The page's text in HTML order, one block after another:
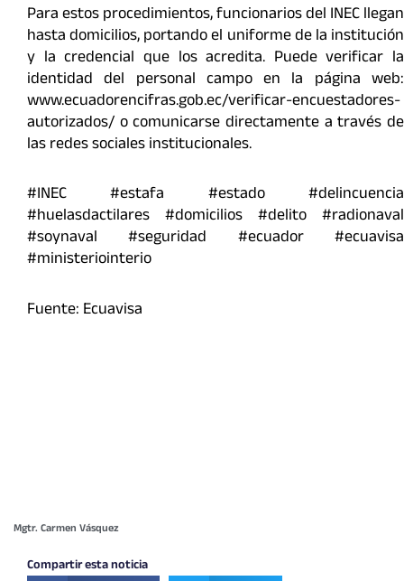
Para estos procedimientos, funcionarios del INEC llegan
hasta domicilios, portando el uniforme de la institución
y la credencial que los acredita. Puede verificar la
identidad del personal campo en la página web:
www.ecuadorencifras.gob.ec/verificar-encuestadores-
autorizados/ o comunicarse directamente a través de
las redes sociales institucionales.
#INEC #estafa #estado #delincuencia
#huelasdactilares #domicilios #delito #radionaval
#soynaval #seguridad #ecuador #ecuavisa
#ministeriointerio
Fuente: Ecuavisa
Mgtr. Carmen Vásquez
Compartir esta noticia